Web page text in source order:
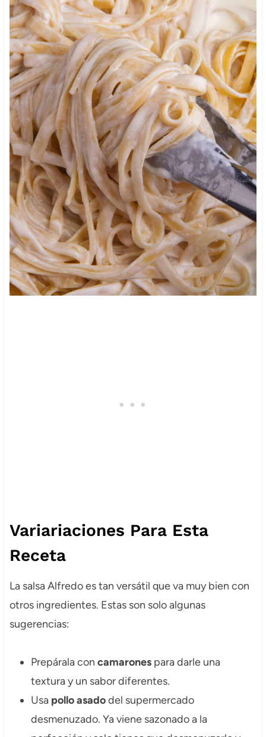
Variariaciones Para Esta
Receta
La salsa Alfredo es tan versátil que va muy bien con
otros ingredientes. Estas son solo algunas
sugerencias:
Prepárala con camaronespara darle una
textura y un sabor diferentes.
Usa pollo asadodel supermercado
desmenuzado. Ya viene sazonado a la